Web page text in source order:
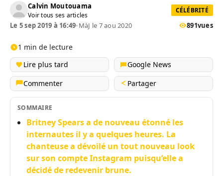
Calvin Moutouama
Voir tous ses articles
CÉLÉBRITÉ
Le 5 sep 2019 à 16:49•MàJ le 7 aou 2020 891vues
1 min de lecture
Lire plus tard
Google News
Commenter
Partager
SOMMAIRE
Britney Spears a de nouveau étonné les
internautes il y a quelques heures. La
chanteuse a dévoilé un tout nouveau look
sur son compte Instagram puisqu’elle a
décidé de redevenir brune.